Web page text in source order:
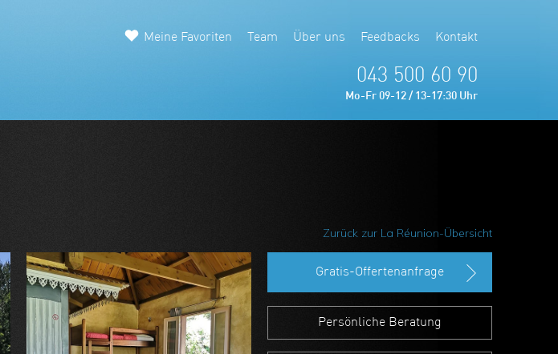
Meine Favoriten Team Über uns Feedbacks Kontakt
043 500 60 90
Mo-Fr 09-12 / 13-17:30 Uhr
Zurück zur La Réunion-Übersicht
Gratis-Offertenanfrage
Persönliche Beratung